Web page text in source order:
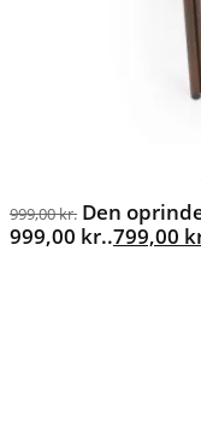
999,00kr. Den
999,00 kr..799,00